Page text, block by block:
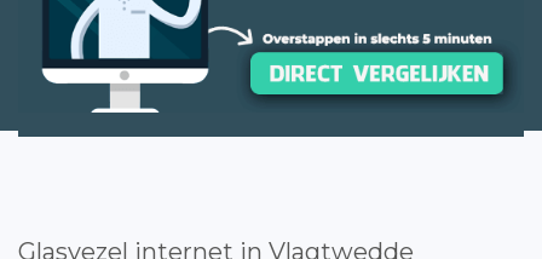
Glasvezel internet in Vlagtwedde